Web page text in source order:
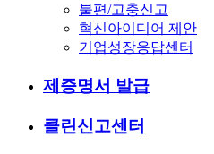
불편/고충신고
혁신아이디어 제안
기업성장응답센터
제증명서 발급
클린신고센터